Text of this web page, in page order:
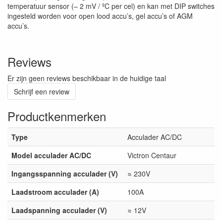
temperatuur sensor (– 2 mV / ºC per cel) en kan met DIP switches
ingesteld worden voor open lood accu’s, gel accu’s of AGM
accu’s.
Reviews
Er zijn geen reviews beschikbaar in de huidige taal
Schrijf een review
Productkenmerken
Type
Acculader AC/DC
Model acculader AC/DC
Victron Centaur
Ingangsspanning acculader (V)
≈ 230V
Laadstroom acculader (A)
100A
Laadspanning acculader (V)
≈ 12V